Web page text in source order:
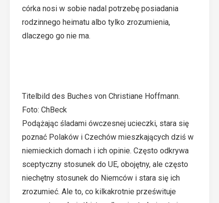
córka nosi w sobie nadal potrzebę posiadania
rodzinnego heimatu albo tylko zrozumienia,
dlaczego go nie ma.
Titelbild des Buches von Christiane Hoffmann.
Foto: ChBeck
Podążając śladami ówczesnej ucieczki, stara się
poznać Polaków i Czechów mieszkających dziś w
niemieckich domach i ich opinie. Często odkrywa
sceptyczny stosunek do UE, obojętny, ale często
niechętny stosunek do Niemców i stara się ich
zrozumieć. Ale to, co kilkakrotnie prześwituje